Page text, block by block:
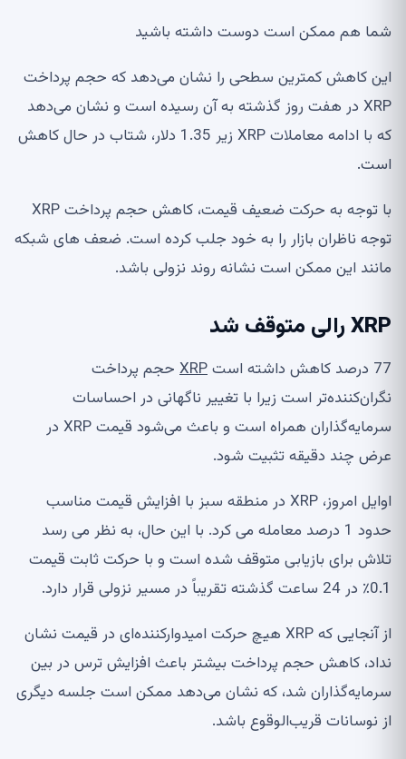
شما هم ممکن است دوست داشته باشید
این کاهش کمترین سطحی را نشان می‌دهد که حجم پرداخت
XRP در هفت روز گذشته به آن رسیده است و نشان می‌دهد
که با ادامه معاملات XRP زیر 1.35 دلار، شتاب در حال کاهش
است.
با توجه به حرکت ضعیف قیمت، کاهش حجم پرداخت XRP
توجه ناظران بازار را به خود جلب کرده است. ضعف های شبکه
مانند این ممکن است نشانه روند نزولی باشد.
XRP رالی متوقف شد
77 درصد کاهش داشته است XRP حجم پرداخت
نگران‌کننده‌تر است زیرا با تغییر ناگهانی در احساسات
سرمایه‌گذاران همراه است و باعث می‌شود قیمت XRP در
عرض چند دقیقه تثبیت شود.
اوایل امروز، XRP در منطقه سبز با افزایش قیمت مناسب
حدود 1 درصد معامله می کرد. با این حال، به نظر می رسد
تلاش برای بازیابی متوقف شده است و با حرکت ثابت قیمت
0.1٪ در 24 ساعت گذشته تقریباً در مسیر نزولی قرار دارد.
از آنجایی که XRP هیچ حرکت امیدوارکننده‌ای در قیمت نشان
نداد، کاهش حجم پرداخت بیشتر باعث افزایش ترس در بین
سرمایه‌گذاران شد، که نشان می‌دهد ممکن است جلسه دیگری
از نوسانات قریب‌الوقوع باشد.